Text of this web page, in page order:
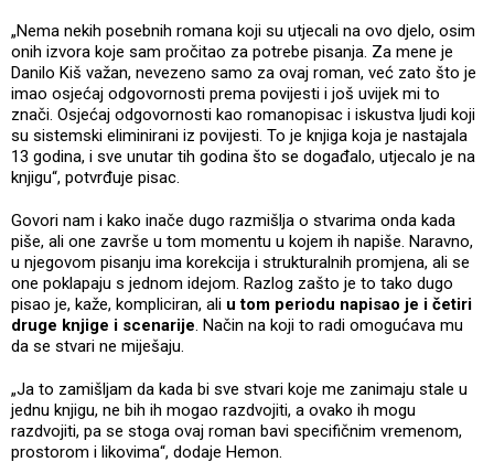
„Nema nekih posebnih romana koji su utjecali na ovo djelo, osim
onih izvora koje sam pročitao za potrebe pisanja. Za mene je
Danilo Kiš važan, nevezeno samo za ovaj roman, već zato što je
imao osjećaj odgovornosti prema povijesti i još uvijek mi to
znači. Osjećaj odgovornosti kao romanopisac i iskustva ljudi koji
su sistemski eliminirani iz povijesti. To je knjiga koja je nastajala
13 godina, i sve unutar tih godina što se događalo, utjecalo je na
knjigu“, potvrđuje pisac.
Govori nam i kako inače dugo razmišlja o stvarima onda kada
piše, ali one završe u tom momentu u kojem ih napiše. Naravno,
u njegovom pisanju ima korekcija i strukturalnih promjena, ali se
one poklapaju s jednom idejom. Razlog zašto je to tako dugo
pisao je, kaže, kompliciran, ali u tom periodu napisao je i četiri
druge knjige i scenarije. Način na koji to radi omogućava mu
da se stvari ne miješaju.
„Ja to zamišljam da kada bi sve stvari koje me zanimaju stale u
jednu knjigu, ne bih ih mogao razdvojiti, a ovako ih mogu
razdvojiti, pa se stoga ovaj roman bavi specifičnim vremenom,
prostorom i likovima“, dodaje Hemon.